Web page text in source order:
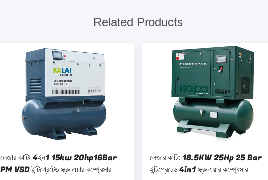
Related Products
লেজার কাটিং 4ইন1 15kw 20hp16Bar
PM VSD ইন্টিগ্রেটেড স্ক্রু এয়ার কম্প্রেসার
লেজার কাটিং 18.5KW 25Hp 25 Bar
ইন্টিগ্রেটেড 4in1 স্ক্রু এয়ার কম্প্রেসার